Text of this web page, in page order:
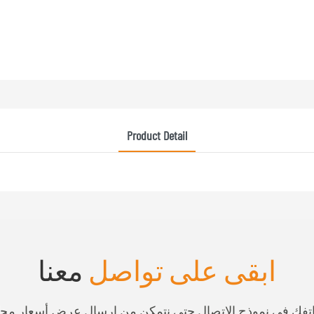
Product Detail
ابقى على تواصل معنا
في نموذج الاتصال حتى نتمكن من إرسال عرض أسعار